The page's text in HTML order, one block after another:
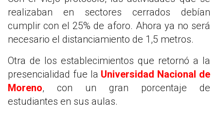
realizaban en sectores cerrados debían
cumplir con el 25% de aforo. Ahora ya no será
necesario el distanciamiento de 1,5 metros.
Otra de los establecimientos que retornó a la
presencialidad fue la Universidad Nacional de
Moreno, con un gran porcentaje de
estudiantes en sus aulas.